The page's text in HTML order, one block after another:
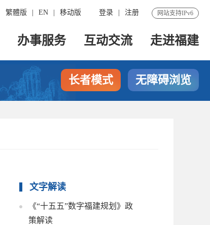
网站支持IPv6
登录 注册
繁體版 EN 移动版
办事服务 互动交流 走进福建
长者模式 无障碍浏览
文字解读
《“十五五”数字福建规划》政
策解读